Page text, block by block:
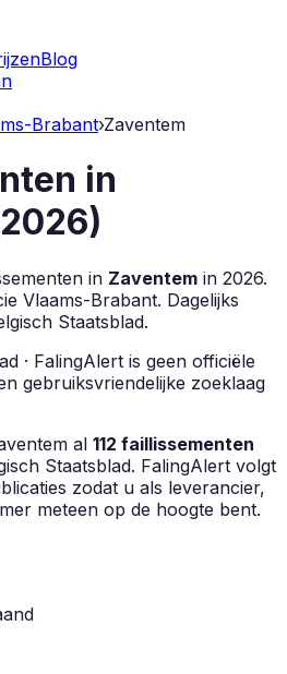
Blog
Brabant›Zaventem
in
2026)
in Zaventem in 2026.
Vlaams-Brabant. Dagelijks
Staatsblad.
· FalingAlert is geen officiële
gebruiksvriendelijke zoeklaag
al 112 faillissementen
Staatsblad. FalingAlert volgt
zodat u als leverancier,
meteen op de hoogte bent.